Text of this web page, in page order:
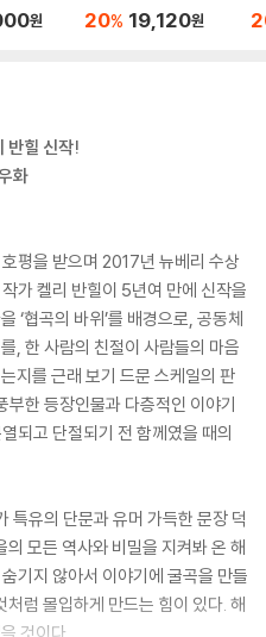
원 20% 19,120원
f
반힐 신작!
화
평을 받으며 2017년 뉴베리 수상
작가 켈리 반힐이 5년여 만에 신작을
‘협곡의 바위’를 배경으로, 공동체
, 한 사람의 친절이 사람들의 마음
지를 근래 보기 드문 스케일의 판
부한 등장인물과 다층적인 이야기
되고 단절되기 전 함께였을 때의
특유의 단문과 유머 가득한 문장 덕
모든 역사와 비밀을 지켜봐 온 해
기지 않아서 이야기에 굴곡을 만들
럼 몰입하게 만드는 힘이 있다. 해